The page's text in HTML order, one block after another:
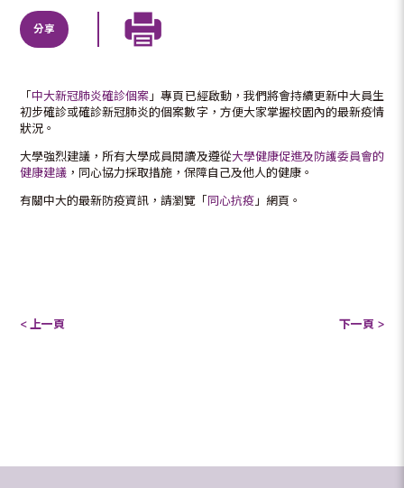
分享
「中大新冠肺炎確診個案 」專頁已經啟動，我們將會持續更新中大員生
初步確診或確診新冠肺炎的個案數字，方便大家掌握校園內的最新疫情
狀況。
大學強烈建議，所有大學成員閱讀及遵從大學健康促進及防護委員會的
健康建議 ，同心協力採取措施，保障自己及他人的健康。
有關中大的最新防疫資訊，請瀏覽「同心抗疫 」網頁。
< 上一頁 下一頁 >